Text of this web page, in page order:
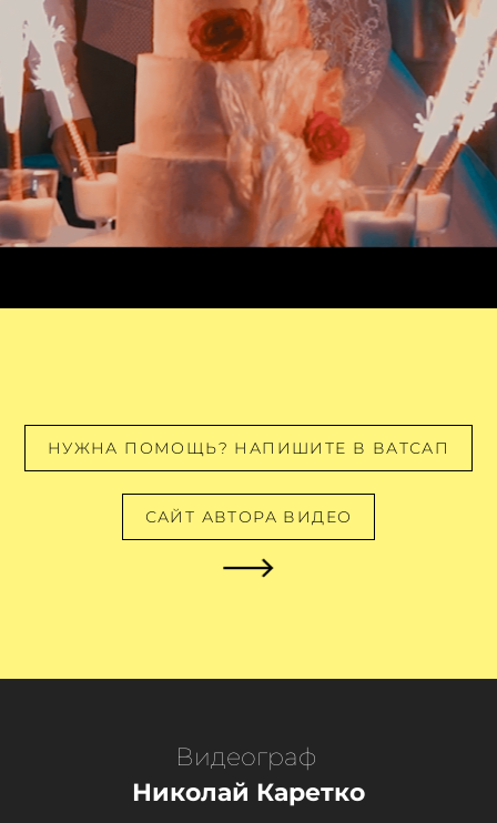
НУЖНА ПОМОЩЬ? НАПИШИТЕ В ВАТСАП
САЙТ АВТОРА ВИДЕО
Видеограф
Николай Каретко